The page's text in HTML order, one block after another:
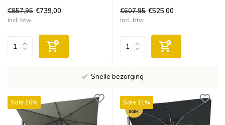
€857,95 €739,00
Incl. btw
€607,95 €525,00
Incl. btw
Snelle bezorging
Sale 26% Sale 11%